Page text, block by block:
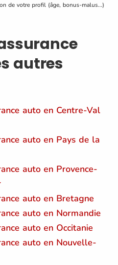
de votre profil (âge, bonus-malus...)
autres
auto en Centre-Val
auto en Pays de la
auto en Provence-
auto en Bretagne
auto en Normandie
auto en Occitanie
auto en Nouvelle-